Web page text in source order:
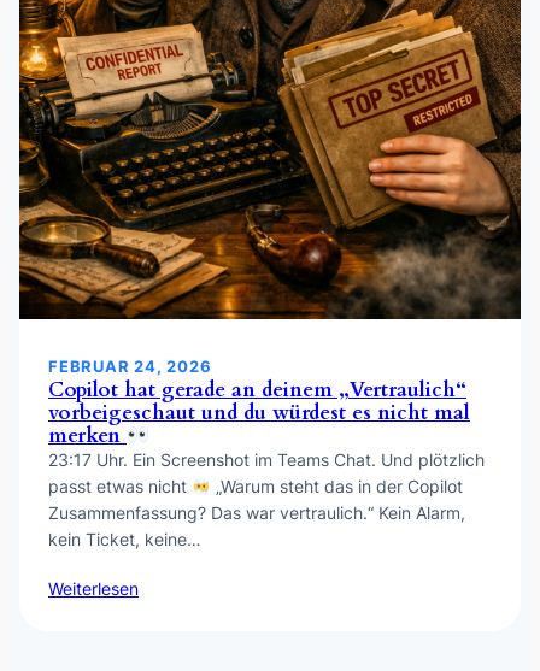
FEBRUAR 24, 2026
Copilot hat gerade an deinem „Vertraulich“
vorbeigeschaut und du würdest es nicht mal
merken
23:17 Uhr. Ein Screenshot im Teams Chat. Und plötzlich
passt etwas nicht
„Warum steht das in der Copilot
Zusammenfassung? Das war vertraulich.“ Kein Alarm,
kein Ticket, keine…
Weiterlesen